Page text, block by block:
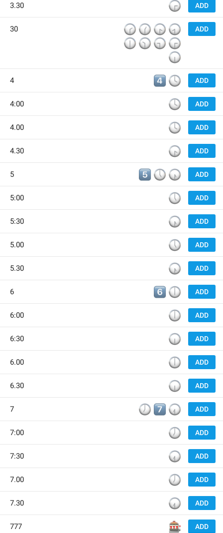
ADD
🕞
3.30
ADD
🕝
🕜
🕟
🕣
🕧
🕥
🕤
🕞
🕡
30
ADD
4️⃣
🕓
4
ADD
🕓
4:00
ADD
🕓
4.00
ADD
🕟
4.30
ADD
5️⃣
🕔
🕠
5
ADD
🕔
5:00
ADD
🕠
5:30
ADD
🕔
5.00
ADD
🕠
5.30
ADD
6️⃣
🕕
6
ADD
🕕
6:00
ADD
🕡
6:30
ADD
🕕
6.00
ADD
🕡
6.30
ADD
🕖
7️⃣
🕢
7
ADD
🕖
7:00
ADD
🕢
7:30
ADD
🕖
7.00
ADD
🕢
7.30
ADD
🎰
777